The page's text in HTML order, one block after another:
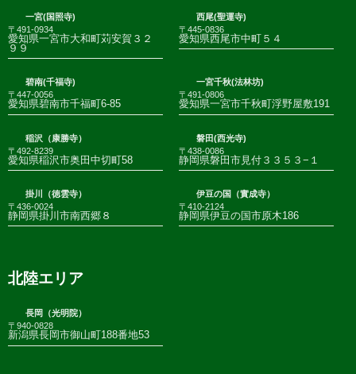
一宮(国照寺)
〒491-0934
愛知県一宮市大和町苅安賀３２
９９
西尾(聖運寺)
〒445-0836
愛知県西尾市中町５４
碧南(千福寺)
〒447-0056
愛知県碧南市千福町6-85
一宮千秋(法林坊)
〒491-0806
愛知県一宮市千秋町浮野屋敷191
稲沢（康勝寺）
〒492-8239
愛知県稲沢市奥田中切町58
磐田(西光寺)
〒438-0086
静岡県磐田市見付３３５３−１
掛川（徳雲寺）
〒436-0024
静岡県掛川市南西郷８
伊豆の国（實成寺）
〒410-2124
静岡県伊豆の国市原木186
北陸エリア
長岡（光明院）
〒940-0828
新潟県長岡市御山町188番地53